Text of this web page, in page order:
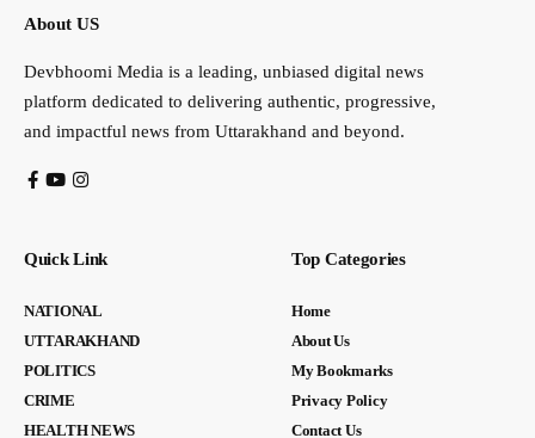
About US
Devbhoomi Media is a leading, unbiased digital news
platform dedicated to delivering authentic, progressive,
and impactful news from Uttarakhand and beyond.
Quick Link
NATIONAL
UTTARAKHAND
POLITICS
CRIME
HEALTH NEWS
Top Categories
Home
About Us
My Bookmarks
Privacy Policy
Contact Us